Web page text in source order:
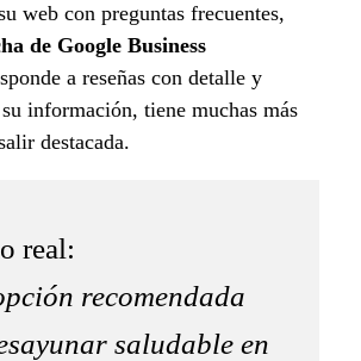
web con preguntas frecuentes,
de Google Business
a reseñas con detalle y
información, tiene muchas más
destacada.
real:
recomendada
saludable en